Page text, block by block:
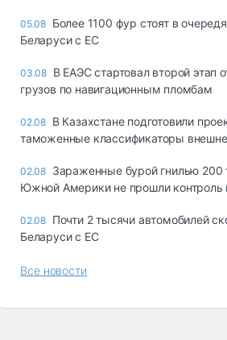
05.08 Более 1100 фур стоят в
Беларуси с ЕС
03.08 В ЕАЭС стартовал второй этап
грузов по навигационным пломбам
02.08 В Казахстане подготовили
таможенные классификаторы
02.08 Зараженные бурой гнилью 200
Южной Америки не прошли контроль
02.08 Почти 2 тысячи автомобилей
Беларуси с ЕС
Все новости